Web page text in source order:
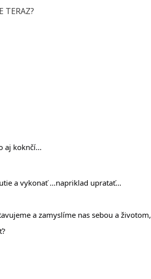
aj koknčí...
a vykonať …napriklad upratať…
a zamyslíme nas sebou a životom,